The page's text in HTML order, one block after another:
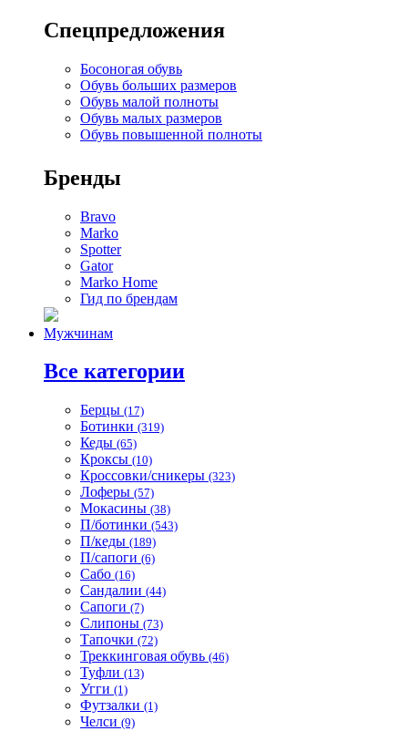
Спецпредложения
Босоногая обувь
Обувь больших размеров
Обувь малой полноты
Обувь малых размеров
Обувь повышенной полноты
Бренды
Bravo
Marko
Spotter
Gator
Marko Home
Гид по брендам
Мужчинам
Все категории
Берцы (17)
Ботинки (319)
Кеды (65)
Кроксы (10)
Кроссовки/сникеры (323)
Лоферы (57)
Мокасины (38)
П/ботинки (543)
П/кеды (189)
П/сапоги (6)
Сабо (16)
Сандалии (44)
Сапоги (7)
Слипоны (73)
Тапочки (72)
Треккинговая обувь (46)
Туфли (13)
Угги (1)
Футзалки (1)
Челси (9)